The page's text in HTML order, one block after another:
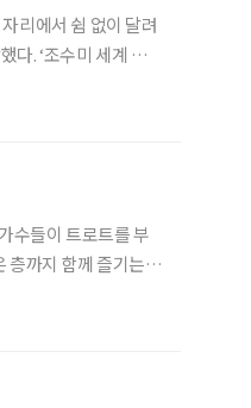
리에서 쉼 없이 달려
계 무
수들이 트로트를 부
층까지 함께 즐기는